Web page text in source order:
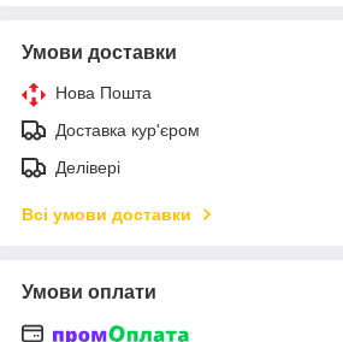
Умови доставки
Нова Пошта
Доставка кур'єром
Делівері
Всі умови доставки
Умови оплати